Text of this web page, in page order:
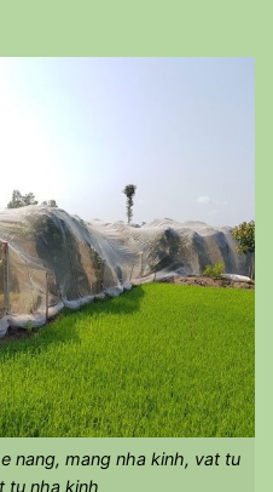
nang, mang nha kinh, vat tu
tu nha kinh